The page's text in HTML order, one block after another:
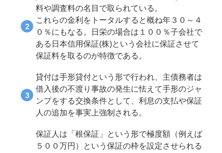
料や調査料の名目で取られている。
これらの金利をトータルすると概ね年３０～４
０％にもなる。日栄の場合は１００％子会社で
ある日本信用保証(株)という会社に保証させて
保証料を取るのが特徴である。
貸付は手形貸付という形で行われ、主債務者は
借入後の不渡り事故の発生に怯えて手形のジャ
ンプをする交換条件として、利息の支払や保証
人の追加を事実上強制される。
保証人は「根保証」という形で極度額（例えば
５００万円）という保証の枠を設定させられる